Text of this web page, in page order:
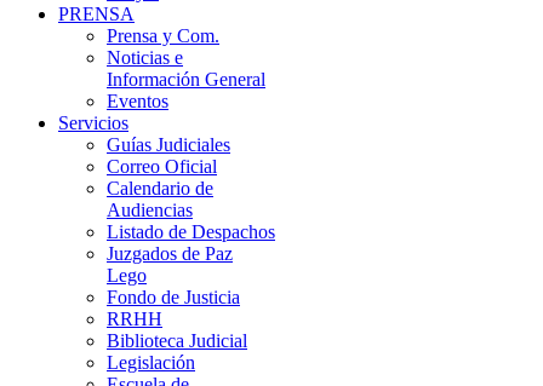
PRENSA
Prensa y Com.
Noticias e
Información General
Eventos
Servicios
Guías Judiciales
Correo Oficial
Calendario de
Audiencias
Listado de Despachos
Juzgados de Paz
Lego
Fondo de Justicia
RRHH
Biblioteca Judicial
Legislación